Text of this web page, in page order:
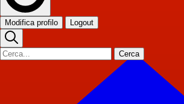
Modifica profilo Logout
Cerca